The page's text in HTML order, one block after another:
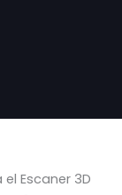
Escaner 3D